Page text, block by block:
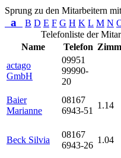
Sprung zu den Mitarbeitern
a B D E F G H K L M N
Telefonliste der
Name
Telefon
actago
GmbH
09951
99990-
20
Baier
Marianne
08167
6943-51
1.14
Beck Silvia
08167
6943-26
1.04